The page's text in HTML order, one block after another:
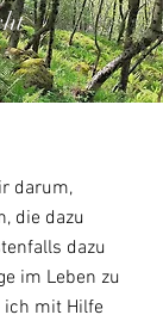
darum,
die dazu
dazu
im Leben zu
ich mit Hilfe